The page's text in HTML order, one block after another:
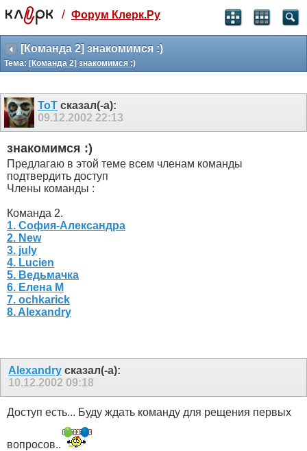
Святые угодники, Клерк без рекламы
прекрасен:)
месяц
3 месяца
259 ₽
-10%
499 ₽
-15%
Отмена Оплатить
/ Форум Клерк.Ру
[Команда 2] знакомимся :)
Тема: [Команда 2] знакомимся :)
ToT сказал(-а):
09.12.2002 22:13
знакомимся :)
Предлагаю в этой теме всем членам команды
подтвердить доступ
Члены команды :
Команда 2.
1. София-Александра
2. New
3. july
4. Lucien
5. Ведьмачка
6. Елена М
7. ochkarick
8. Alexandry
Alexandry сказал(-а):
10.12.2002 09:18
Доступ есть... Буду ждать команду для рещения первых
вопросов..